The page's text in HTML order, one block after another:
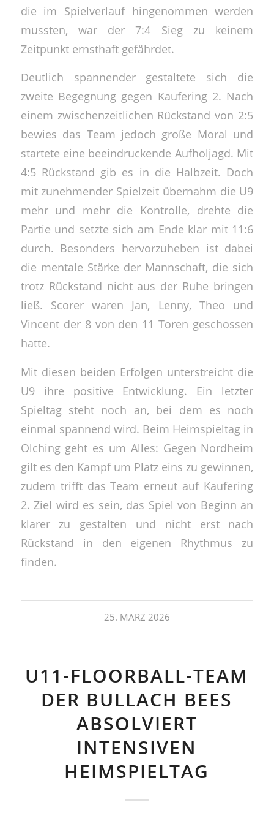
die im Spielverlauf hingenommen werden
mussten, war der 7:4 Sieg zu keinem
Zeitpunkt ernsthaft gefährdet.
Deutlich spannender gestaltete sich die
zweite Begegnung gegen Kaufering 2. Nach
einem zwischenzeitlichen Rückstand von 2:5
bewies das Team jedoch große Moral und
startete eine beeindruckende Aufholjagd. Mit
4:5 Rückstand gib es in die Halbzeit. Doch
mit zunehmender Spielzeit übernahm die U9
mehr und mehr die Kontrolle, drehte die
Partie und setzte sich am Ende klar mit 11:6
durch. Besonders hervorzuheben ist dabei
die mentale Stärke der Mannschaft, die sich
trotz Rückstand nicht aus der Ruhe bringen
ließ. Scorer waren Jan, Lenny, Theo und
Vincent der 8 von den 11 Toren geschossen
hatte.
Mit diesen beiden Erfolgen unterstreicht die
U9 ihre positive Entwicklung. Ein letzter
Spieltag steht noch an, bei dem es noch
einmal spannend wird. Beim Heimspieltag in
Olching geht es um Alles: Gegen Nordheim
gilt es den Kampf um Platz eins zu gewinnen,
zudem trifft das Team erneut auf Kaufering
2. Ziel wird es sein, das Spiel von Beginn an
klarer zu gestalten und nicht erst nach
Rückstand in den eigenen Rhythmus zu
finden.
25. MÄRZ 2026
U11-FLOORBALL-TEAM
DER BULLACH BEES
ABSOLVIERT
INTENSIVEN
HEIMSPIELTAG